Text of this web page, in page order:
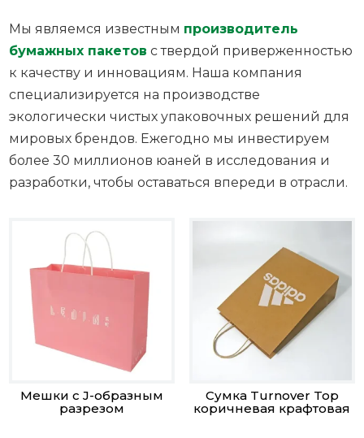
Мы являемся известным производитель
бумажных пакетов с твердой приверженностью
к качеству и инновациям. Наша компания
специализируется на производстве
экологически чистых упаковочных решений для
мировых брендов. Ежегодно мы инвестируем
более 30 миллионов юаней в исследования и
разработки, чтобы оставаться впереди в отрасли.
Мешки с J-образным
разрезом
Сумка Turnover Top
коричневая крафтовая